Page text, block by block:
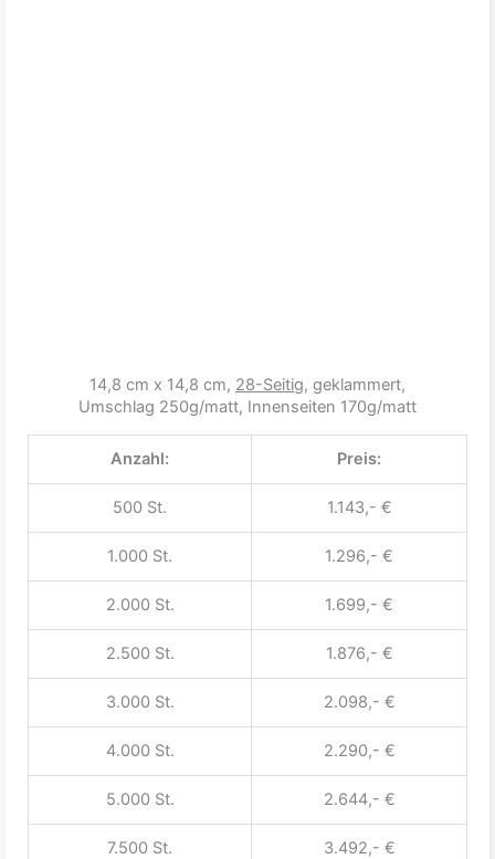
14,8 cm x 14,8 cm, 28-Seitig, geklammert,
Umschlag 250g/matt, Innenseiten 170g/matt
Anzahl: Preis:
500 St. 1.143,- €
1.000 St. 1.296,- €
2.000 St. 1.699,- €
2.500 St. 1.876,- €
3.000 St. 2.098,- €
4.000 St. 2.290,- €
5.000 St. 2.644,- €
7.500 St. 3.492,- €